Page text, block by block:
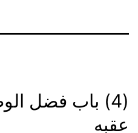
(4) باب فضل
عقبه